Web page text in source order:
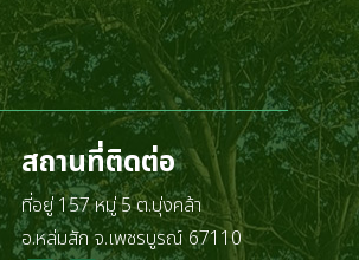
สถานที่ติดต่อ
ที่อยู่ 157 หมู่ 5 ต.บุ่งคล้า
อ.หล่มสัก จ.เพชรบูรณ์ 67110